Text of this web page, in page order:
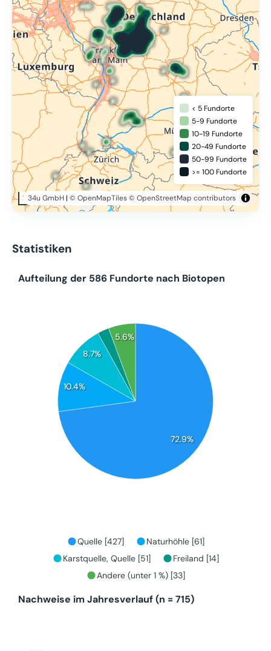
100 km
34u GmbH| © OpenMapTiles© OpenStreetMap contributors
< 5 Fundorte
5-9 Fundorte
10-19 Fundorte
20-49 Fundorte
50-99 Fundorte
>= 100 Fundorte
Statistiken
72.9%
10.4%
8.7%
5.6%
Aufteilung der 586 Fundorte nach Biotopen
Quelle [427]
Naturhöhle [61]
Karstquelle, Quelle [51]
Freiland [14]
Andere (unter 1 %) [33]
Nachweise im Jahresverlauf (n = 715)